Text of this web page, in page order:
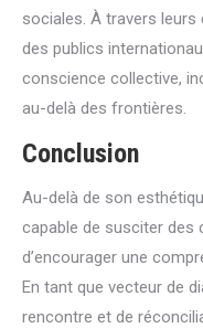
sociales. À travers
des publics
conscience collective,
au-delà des frontières.
Conclusion
Au-delà de son
capable de susciter des
d’encourager une
En tant que vecteur de
rencontre et de